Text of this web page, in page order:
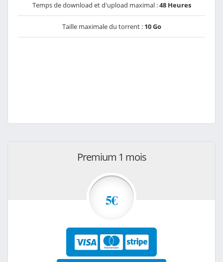
Temps de download et d'upload maximal :48 Heures
Taille maximale du torrent : 10 Go
Premium 1 mois
5€